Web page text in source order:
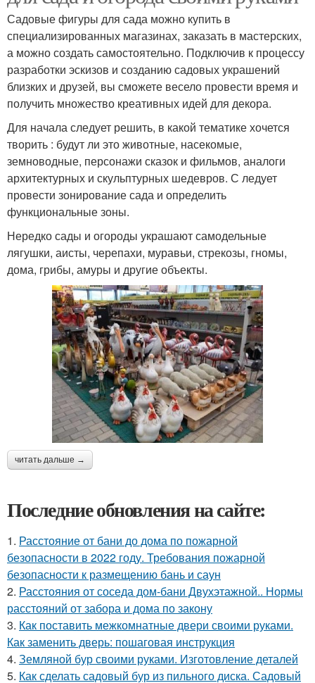
Садовые фигуры для сада можно купить в
специализированных магазинах, заказать в мастерских,
а можно создать самостоятельно. Подключив к процессу
разработки эскизов и созданию садовых украшений
близких и друзей, вы сможете весело провести время и
получить множество креативных идей для декора.
Для начала следует решить, в какой тематике хочется
творить : будут ли это животные, насекомые,
земноводные, персонажи сказок и фильмов, аналоги
архитектурных и скульптурных шедевров. С ледует
провести зонирование сада и определить
функциональные зоны.
Нередко сады и огороды украшают самодельные
лягушки, аисты, черепахи, муравьи, стрекозы, гномы,
дома, грибы, амуры и другие объекты.
читать дальше →
Последние обновления на сайте:
1. Расстояние от бани до дома по пожарной
безопасности в 2022 году. Требования пожарной
безопасности к размещению бань и саун
2. Расстояния от соседа дом-бани Двухэтажной.. Нормы
расстояний от забора и дома по закону
3. Как поставить межкомнатные двери своими руками.
Как заменить дверь: пошаговая инструкция
4. Земляной бур своими руками. Изготовление деталей
5. Как сделать садовый бур из пильного диска. Садовый